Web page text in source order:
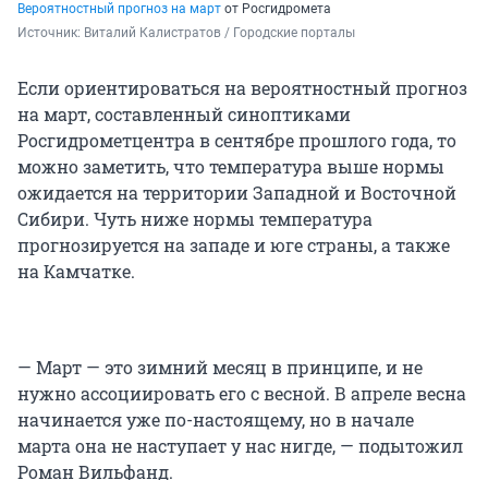
Вероятностный прогноз на март от Росгидромета
Источник: Виталий Калистратов / Городские порталы
Если ориентироваться на вероятностный прогноз
на март, составленный синоптиками
Росгидрометцентра в сентябре прошлого года, то
можно заметить, что температура выше нормы
ожидается на территории Западной и Восточной
Сибири. Чуть ниже нормы температура
прогнозируется на западе и юге страны, а также
на Камчатке.
— Март — это зимний месяц в принципе, и не
нужно ассоциировать его с весной. В апреле весна
начинается уже по-настоящему, но в начале
марта она не наступает у нас нигде, — подытожил
Роман Вильфанд.